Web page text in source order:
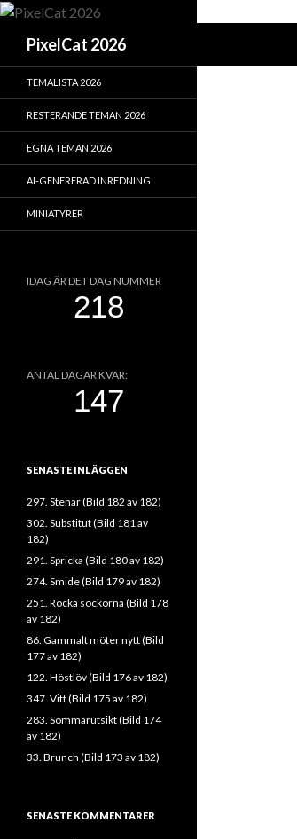
PixelCat 2026
TEMALISTA 2026
RESTERANDE TEMAN 2026
EGNA TEMAN 2026
AI-GENERERAD INREDNING
MINIATYRER
IDAG ÄR DET DAG NUMMER
ANTAL DAGAR KVAR:
SENASTE INLÄGGEN
297. Stenar (Bild 182 av 182)
302. Substitut (Bild 181 av
182)
291. Spricka (Bild 180 av 182)
274. Smide (Bild 179 av 182)
251. Rocka sockorna (Bild 178
av 182)
86. Gammalt möter nytt (Bild
177 av 182)
122. Höstlöv (Bild 176 av 182)
347. Vitt (Bild 175 av 182)
283. Sommarutsikt (Bild 174
av 182)
33. Brunch (Bild 173 av 182)
SENASTE KOMMENTARER